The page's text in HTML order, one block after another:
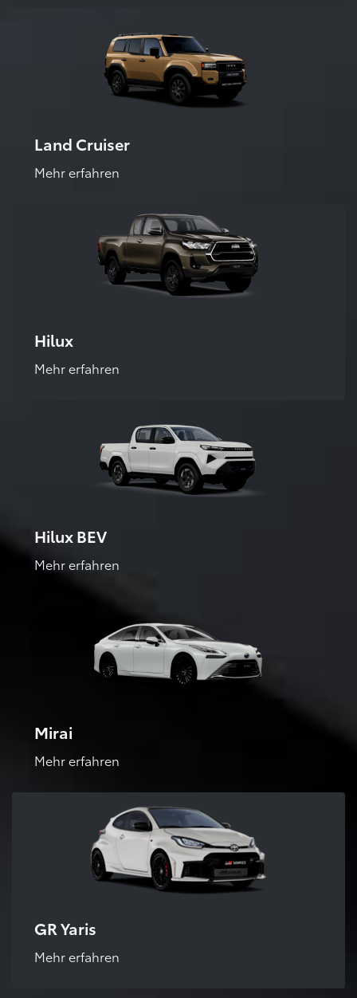
Land Cruiser
Mehr erfahren
Hilux
Mehr erfahren
Hilux BEV
Mehr erfahren
Mirai
Mehr erfahren
GR Yaris
Mehr erfahren